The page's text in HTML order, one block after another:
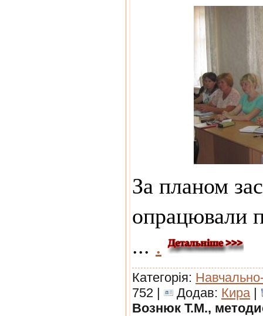
За планом
опрацювали
... .
Категорія:
752 |
Додав: Кира |
Вознюк Т.М.,